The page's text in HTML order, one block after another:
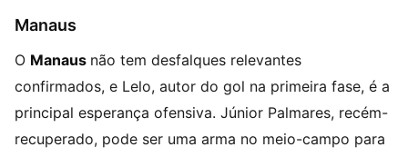
Manaus
O Manaus não tem desfalques relevantes
confirmados, e Lelo, autor do gol na primeira fase, é a
principal esperança ofensiva. Júnior Palmares, recém-
recuperado, pode ser uma arma no meio-campo para